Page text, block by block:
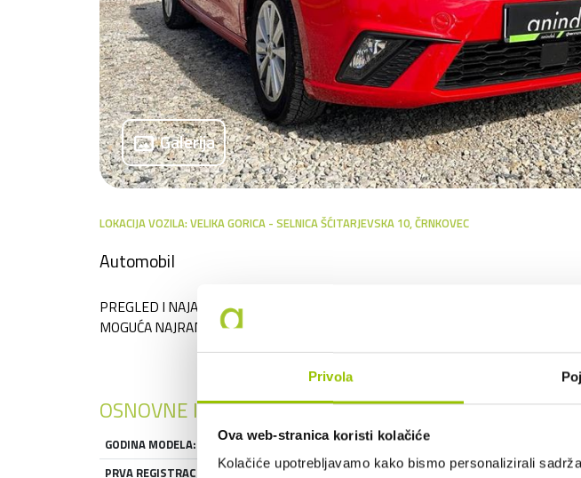
Privola
Ova web-stranica koristi kolačiće
Kolačiće upotrebljavamo kako bismo personalizirali
panoramaGalerija
LOKACIJA VOZILA: VELIKA GORICA - SELNICA ŠĆITARJEVSKA 10, ČRNKOVEC
Automobil
PREGLED I NAJAM (MOGUĆE I S OTKUPOM), MOGUĆ PREMA DOGOVORU. PRODAJA
MOGUĆA NAJRANIJE OD 15.09.2026.
OSNOVNE INFORMACIJE
GODINA MODELA:
2023
PRVA REGISTRACIJA:
2023
IZGLED I DIMENZIJE
METALIK BOJA:
BOJA:
CRVENA